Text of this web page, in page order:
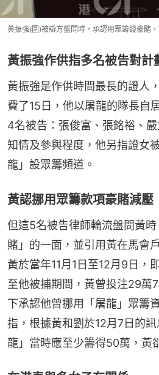
黃振強(圖)被辯方盤問時，承認用眾籌錢豪賭
黃振強作供指多名被告對計
黃振強是作供時間最長的證人
費了15日，他以屠龍的隊長自
4名被告：張俊富、張銘裕、
知情及參與程度，他另指證女
龍」設眾籌頻道。
黃認挪用眾籌款項豪賭減壓
但這5名被告律師輪流盤問黃
賭」的一面，並引用黃在馬會
黃於當年11月1日至12月9日，
至他被捕期間，黃曾投注29萬
下承認他曾挪用「屠龍」眾籌
指，根據黃和劉於12月7日的
龍」當時應至少籌得50萬，黃